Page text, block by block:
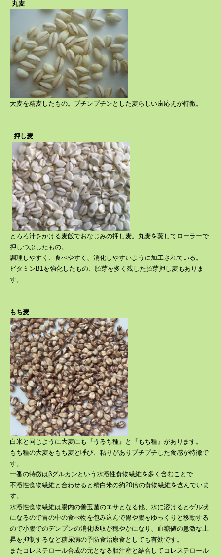
丸麦
大麦を精麦したもの。プチンプチン とした麦らしい歯応えが特徴。
押し麦
とろろ汁をかける麦飯でおなじみの押し麦。丸麦を蒸してローラーで
押しつぶし たもの。
調理しやすく、食べやすく、消化しやすいように加工されている。
ビタミンB1を強化したもの、胚芽を多く残した胚芽押し麦もありま
す。
もち麦
白米と同じように大麦にも『うるち種』と『もち種』があります。
もち種の大麦をもち麦と呼び、 粘りがありプチプチした食感が特徴で
す。
一番の特徴はβグルカンという水溶性食物繊維を多く含むことで
不溶性食物繊維と合わせると精白米の約20倍の食物繊維を含んでいま
す。
水溶性食物繊維は腸内の善玉菌のエサとなる他、水に溶けるとゲル状
になるので胃の中の食べ物を包み込んで胃や腸をゆっくりと移動する
ので小腸でのデンプンの消化吸収が穏やかになり、血糖値の急激な上
昇を抑制するなど糖尿病の予防食治療食としても有効です。
またコレステロール合成の元となる胆汁産と結合してコレステロール